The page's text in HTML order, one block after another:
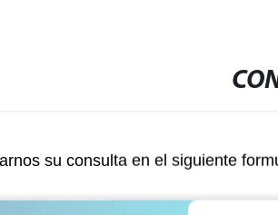
su consulta en el siguiente